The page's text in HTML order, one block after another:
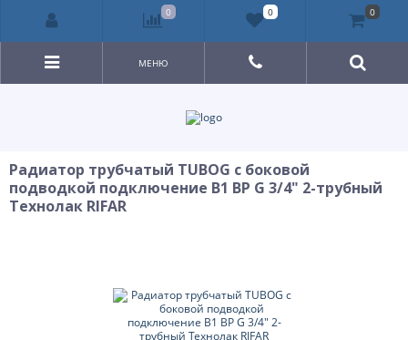
МЕНЮ
Радиатор трубчатый TUBOG с боковой
подводкой подключение B1 ВР G 3/4" 2-трубный
Технолак RIFAR
0 0 0